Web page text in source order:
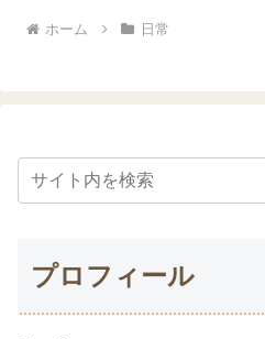
ホーム 日常
プロフィール